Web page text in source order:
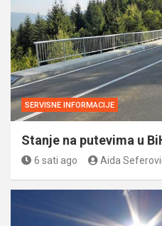
SERVISNE INFORMACIJE
Stanje na putevima u
6 sati ago Aida